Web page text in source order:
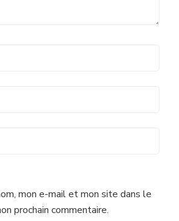
mon e-mail et mon site dans le
prochain commentaire.